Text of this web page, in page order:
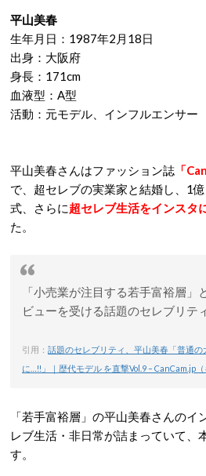
平山美春
生年月日：1987年2月18日
出身：大阪府
身長：171cm
血液型：A型
活動：元モデル、インフルエンサー
平山美春さんはファッション誌 「
で、超セレブの実業家と結婚し、1
式、さらに超セレブ生活をインスタ
た。
「小売業が注目する若手富裕層」
ビューを受ける話題のセレブリテ
引用： 話題のセレブリティ、平山美春「普通
に…!!」｜歴代モデル を直撃Vol.9 – CanCam.jp（
「若手富裕層」の平山美春さんの
レブ生活・非日常が詰まっていて、
す。